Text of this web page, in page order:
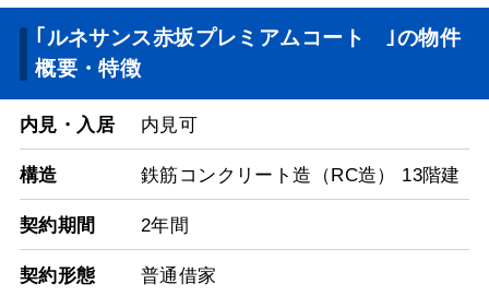
｢ルネサンス赤坂プレミアムコート ｣の物件
概要・特徴
内見・入居 内見可
構造 鉄筋コンクリート造（RC造） 13階建
契約期間 2年間
契約形態 普通借家